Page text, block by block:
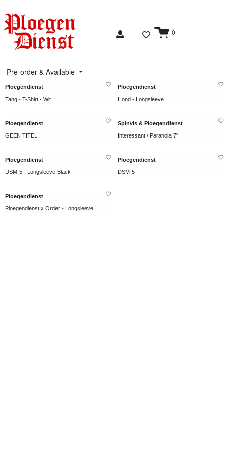
0
Pre-order & Available
Ploegendienst
Tang - T-Shirt - Wit
Ploegendienst
Hond - Longsleeve
Ploegendienst
GEEN TITEL
Spinvis & Ploegendienst
Interessant / Paranoia 7''
Ploegendienst
DSM-5 - Longsleeve Black
Ploegendienst
DSM-5
Ploegendienst
Ploegendienst x Order - Longsleeve